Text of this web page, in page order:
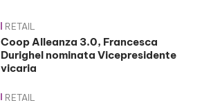
RETAIL
Coop Alleanza 3.0, Francesca
Durighel nominata Vicepresidente
vicaria
RETAIL